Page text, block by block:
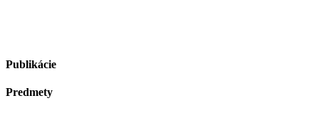
Publikácie
Predmety